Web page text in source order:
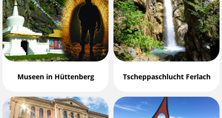
Museen in Hüttenberg Tscheppaschlucht Ferlach